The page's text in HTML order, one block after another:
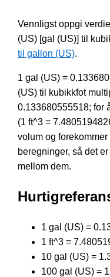
Vennligst oppgi
(US) [gal (US)] til
til gallon (US).
1 gal (US) =
(US) til kubikkfot
0.133680555518; for
(1 ft^3 =
volum og
beregninger, så det
mellom dem.
1 gal (US) =
1 ft^3 =
10 gal (US) =
100 gal (US) =